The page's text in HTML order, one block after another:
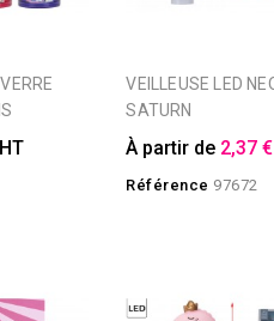
HT
VEILLEUSE LED NEON PLANET
SATURN
À partir de 2,37 €
Référence 97672